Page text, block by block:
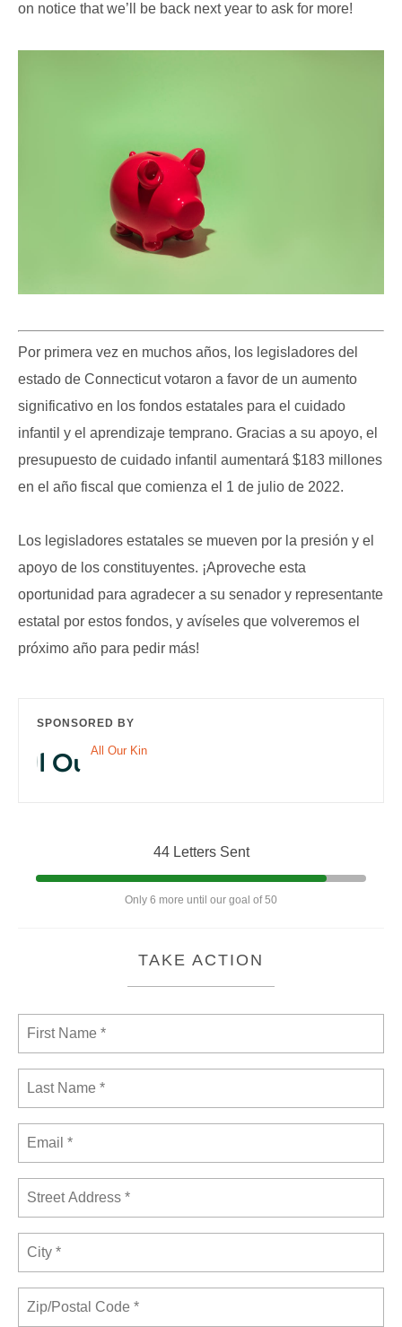
on notice that we’ll be back next year to ask for more!
Por primera vez en muchos años, los legisladores del
estado de Connecticut votaron a favor de un aumento
significativo en los fondos estatales para el cuidado
infantil y el aprendizaje temprano. Gracias a su apoyo, el
presupuesto de cuidado infantil aumentará $183 millones
en el año fiscal que comienza el 1 de julio de 2022.
Los legisladores estatales se mueven por la presión y el
apoyo de los constituyentes. ¡Aproveche esta
oportunidad para agradecer a su senador y representante
estatal por estos fondos, y avíseles que volveremos el
próximo año para pedir más!
SPONSORED BY
All Our Kin
44 Letters Sent
Only 6 more until our goal of 50
TAKE ACTION